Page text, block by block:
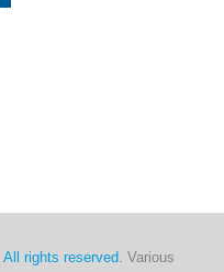
All rights reserved. Various